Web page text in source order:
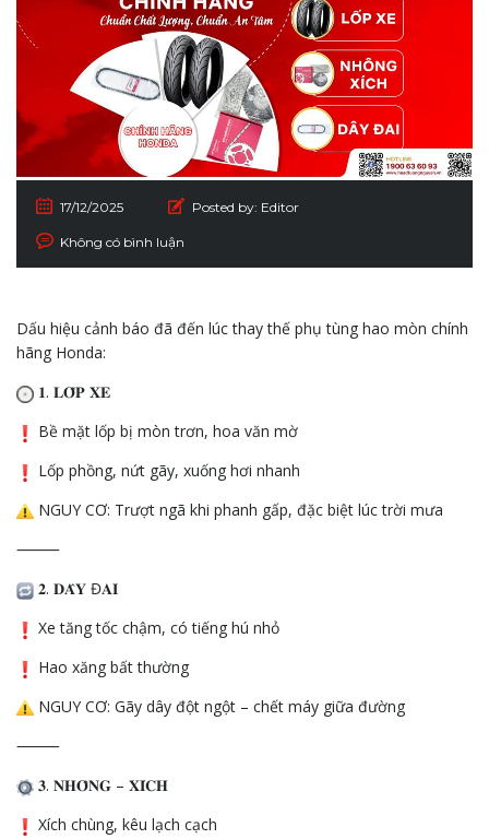
17/12/2025 Posted by: Editor
Không có bình luận
Dấu hiệu cảnh báo đã đến lúc thay thế phụ tùng hao mòn chính
hãng Honda:
𝟏. 𝐋𝐎̂́𝐏 𝐗𝐄
Bề mặt lốp bị mòn trơn, hoa văn mờ
Lốp phồng, nứt gãy, xuống hơi nhanh
NGUY CƠ: Trượt ngã khi phanh gấp, đặc biệt lúc trời mưa
⸻
𝟐. 𝐃𝐀̂𝐘 Đ𝐀𝐈
Xe tăng tốc chậm, có tiếng hú nhỏ
Hao xăng bất thường
NGUY CƠ: Gãy dây đột ngột – chết máy giữa đường
⸻
𝟑. 𝐍𝐇𝐎̂𝐍𝐆 – 𝐗𝐈́𝐂𝐇
Xích chùng, kêu lạch cạch